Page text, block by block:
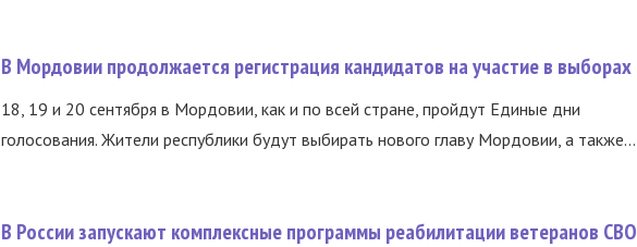
В Мордовии продолжается регистрация кандидатов на участие в выборах
18, 19 и 20 сентября в Мордовии, как и по всей стране, пройдут Единые дни
голосования. Жители республики будут выбирать нового главу Мордовии, а также...
В России запускают комплексные программы реабилитации ветеранов СВО